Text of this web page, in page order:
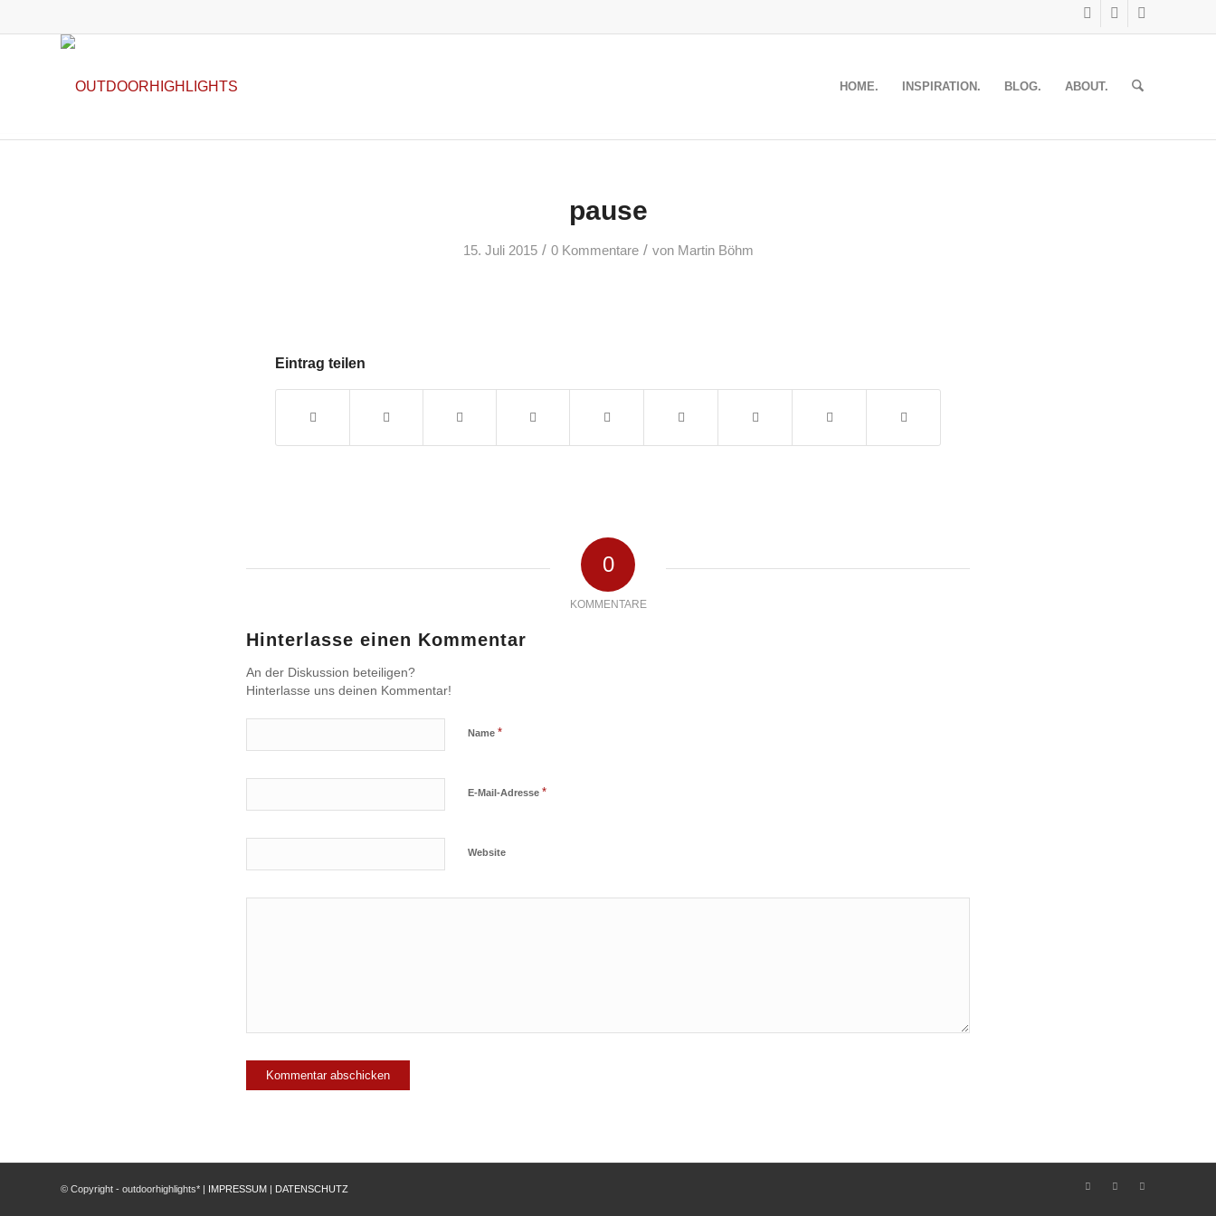
HOME. INSPIRATION. BLOG. ABOUT.
pause
15. Juli 2015 / 0 Kommentare / von Martin Böhm
Eintrag teilen
0
KOMMENTARE
Hinterlasse einen Kommentar
An der Diskussion beteiligen?
Hinterlasse uns deinen Kommentar!
Name *
E-Mail-Adresse *
Website
© Copyright - outdoorhighlights* | IMPRESSUM DATENSCHUTZ